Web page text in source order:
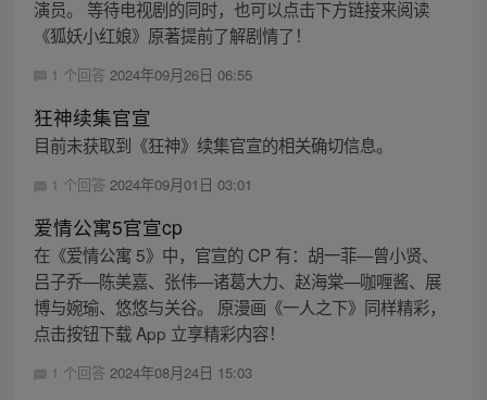
演员。 等待电视剧的同时，也可以点击下方链接来阅读
《狐妖小红娘》原著提前了解剧情了！
1 个回答 2024年09月26日 06:55
狂神续集官宣
目前未获取到《狂神》续集官宣的相关确切信息。
1 个回答 2024年09月01日 03:01
爱情公寓5官宣cp
在《爱情公寓 5》中，官宣的 CP 有：胡一菲—曾小贤、
吕子乔—陈美嘉、张伟—诸葛大力、赵海棠—咖喱酱、展
博与婉瑜、悠悠与关谷。 原漫画《一人之下》同样精彩，
点击按钮下载 App 立享精彩内容！
1 个回答 2024年08月24日 15:03